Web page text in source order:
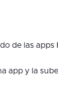
de las apps
app y la